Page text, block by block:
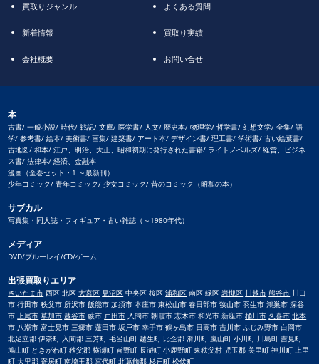
買取りジャンル よくある質問
新着情報 買取り実績
会社概要 お問い合せ
本
古書/ 一般小説/ 時代/ 戦記/ 文庫/ 医学書/ 人文/ 歴史本/ 物理学/ 哲学書/ 幻想文学/ 全集/ 語
学/ 参考書/ 絵本/ 美術書/ 画集/ 建築書/ アート本/ デザイン書/ 理工書/ 学術書/ 古い絵葉書/
古地図/ 和本/ 江戸、明治、大正、昭和初期に発行された書籍/ ライトノベルズ/ 経営、ビジネ
ス書/ 法律本/ 経済、金融本
漫画（全巻セット・1 ～最新刊）
少年コミック/ 青年コミック/ 少女コミック/ 昔のコミック（昭和の本）
サブカル
写真集・同人誌・フィギュア・古い雑誌（～1980年代）
メディア
DVD/ブルーレイ/CD/ゲーム
出張買取りエリア
さいたま市 西区 北区大宮区 見沼区 中央区 桜区浦和区 南区 緑区岩槻区 川越市 熊谷市 川口
市行田市 秩父市 所沢市 飯能市加須市 本庄市東松山市 春日部市 狭山市 羽生市鴻巣市 深谷
市上尾市 草加市 越谷市 蕨市 戸田市 入間市 朝霞市 志木市 和光市 新座市桶川市 久喜市 北本
市 八潮市 富士見市 三郷市 蓮田市坂戸市 幸手市鶴ヶ島市 日高市 吉川市 ふじみ野市 白岡市
北足立郡 伊奈町 入間郡 三芳町 毛呂山町 越生町 比企郡 滑川町 嵐山町 小川町 川島町 吉見町
鳩山町 ときがわ町 秩父郡 横瀬町 皆野町 長瀞町 小鹿野町 東秩父村 児玉郡 美里町 神川町 上里
町 大里郡 寄居町 南埼玉郡 宮代町 北葛飾郡 杉戸町 松伏町